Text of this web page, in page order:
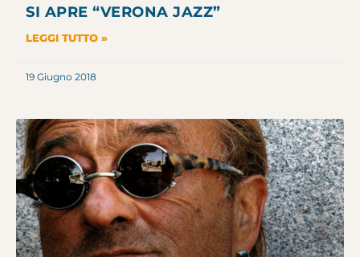
SI APRE “VERONA JAZZ”
LEGGI TUTTO »
19 Giugno 2018